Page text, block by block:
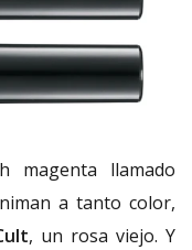
magenta llamado
a tanto color,
, un rosa viejo. Y